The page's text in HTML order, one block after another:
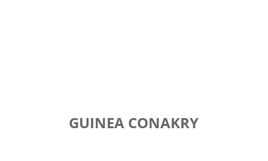
GUINEA CONAKRY